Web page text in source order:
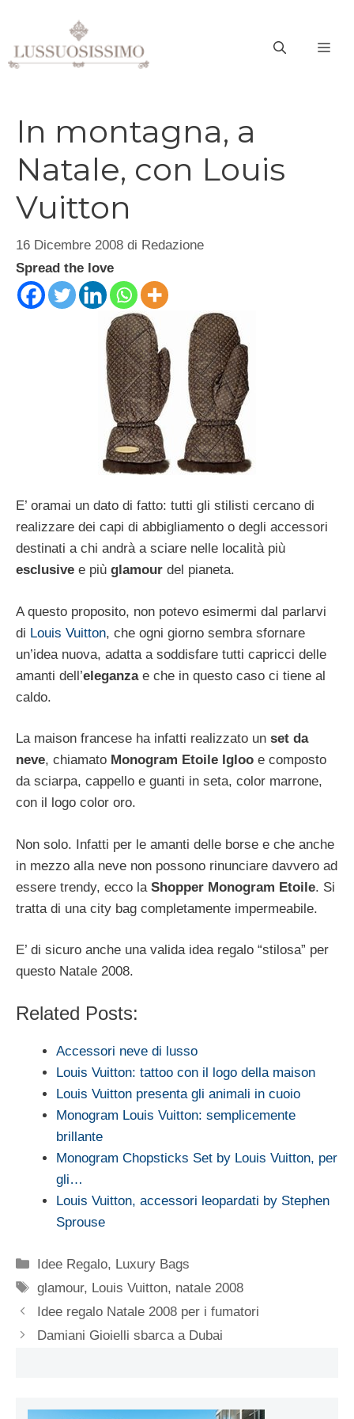
contenuto
In montagna, a
Natale, con Louis
Vuitton
16 Dicembre 2008 di Redazione
Spread the love
E’ oramai un dato di fatto: tutti gli stilisti cercano di
realizzare dei capi di abbigliamento o degli accessori
destinati a chi andrà a sciare nelle località più
esclusive e più glamour del pianeta.
A questo proposito, non potevo esimermi dal parlarvi
di Louis Vuitton, che ogni giorno sembra sfornare
un’idea nuova, adatta a soddisfare tutti capricci delle
amanti dell’eleganzae che in questo caso ci tiene al
caldo.
La maison francese ha infatti realizzato un set da
neve, chiamato Monogram Etoile Igloo e composto
da sciarpa, cappello e guanti in seta, color marrone,
con il logo color oro.
Non solo. Infatti per le amanti delle borse e che anche
in mezzo alla neve non possono rinunciare davvero ad
essere trendy, ecco la Shopper Monogram Etoile. Si
tratta di una city bag completamente impermeabile.
E’ di sicuro anche una valida idea regalo “stilosa” per
questo Natale 2008.
Related Posts:
Accessori neve di lusso
Louis Vuitton: tattoo con il logo della maison
Louis Vuitton presenta gli animali in cuoio
Monogram Louis Vuitton: semplicemente
brillante
Monogram Chopsticks Set by Louis Vuitton, per
gli…
Louis Vuitton, accessori leopardati by Stephen
Sprouse
Categorie
Idee Regalo, Luxury Bags
Tag
glamour, Louis Vuitton, natale 2008
Idee regalo Natale 2008 per i fumatori
Damiani Gioielli sbarca a Dubai